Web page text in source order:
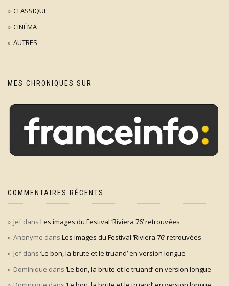
CLASSIQUE
CINÉMA
AUTRES
MES CHRONIQUES SUR
COMMENTAIRES RÉCENTS
Jefdans Les images du Festival ‘Riviera 76’ retrouvées
Anonyme dans Les images du Festival ‘Riviera 76’ retrouvées
Jefdans ‘Le bon, la brute et le truand’ en version longue
Dominique dans ‘Le bon, la brute et le truand’ en version longue